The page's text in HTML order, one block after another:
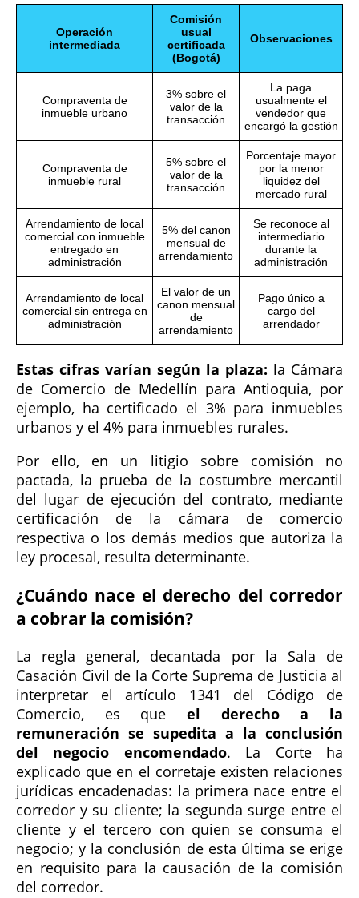
Operación
intermediada
Comisión
usual
certificada
(Bogotá)
Observaciones
Compraventa de
inmueble urbano
3% sobre el
valor de la
transacción
La paga
usualmente el
vendedor que
encargó la gestión
Compraventa de
inmueble rural
5% sobre el
valor de la
transacción
Porcentaje mayor
por la menor
liquidez del
mercado rural
Arrendamiento de local
comercial con inmueble
entregado en
administración
5% del canon
mensual de
arrendamiento
Se reconoce al
intermediario
durante la
administración
Arrendamiento de local
comercial sin entrega en
administración
El valor de un
canon mensual
de
arrendamiento
Pago único a
cargo del
arrendador
Estas cifras varían según la plaza: la Cámara
de Comercio de Medellín para Antioquia, por
ejemplo, ha certificado el 3% para inmuebles
urbanos y el 4% para inmuebles rurales.
Por ello, en un litigio sobre comisión no
pactada, la prueba de la costumbre mercantil
del lugar de ejecución del contrato, mediante
certificación de la cámara de comercio
respectiva o los demás medios que autoriza la
ley procesal, resulta determinante.
¿Cuándo nace el derecho del corredor
a cobrar la comisión?
La regla general, decantada por la Sala de
Casación Civil de la Corte Suprema de Justicia al
interpretar el artículo 1341 del Código de
Comercio, es que el derecho a la
remuneración se supedita a la conclusión
del negocio encomendado. La Corte ha
explicado que en el corretaje existen relaciones
jurídicas encadenadas: la primera nace entre el
corredor y su cliente; la segunda surge entre el
cliente y el tercero con quien se consuma el
negocio; y la conclusión de esta última se erige
en requisito para la causación de la comisión
del corredor.